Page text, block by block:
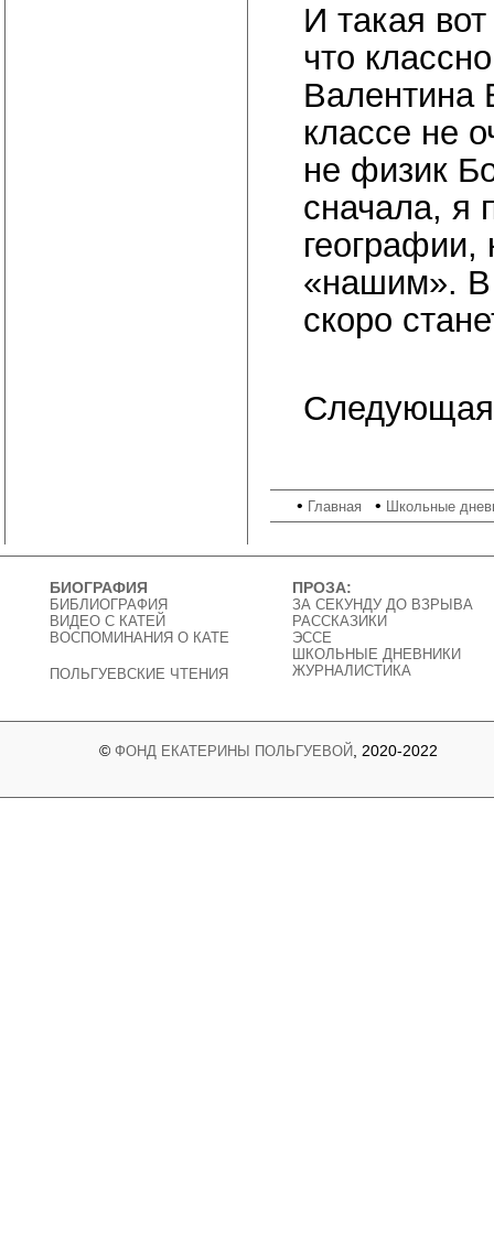
И такая
что
Валентина
классе не
не физик
сначала, я
географии,
«нашим». В
скоро
• Главная • Школьные
БИОГРАФИЯ
БИБЛИОГРАФИЯ
ВИДЕО C КАТЕЙ
ВОСПОМИНАНИЯ О КАТЕ
ПОЛЬГУЕВСКИЕ ЧТЕНИЯ
ПРОЗА:
ЗА СЕКУНДУ ДО ВЗРЫВА
РАССКАЗИКИ
ЭССЕ
ШКОЛЬНЫЕ ДНЕВНИКИ
ЖУРНАЛИСТИКА
© ФОНД ЕКАТЕРИНЫ ПОЛЬГУЕВОЙ , 2020-2022